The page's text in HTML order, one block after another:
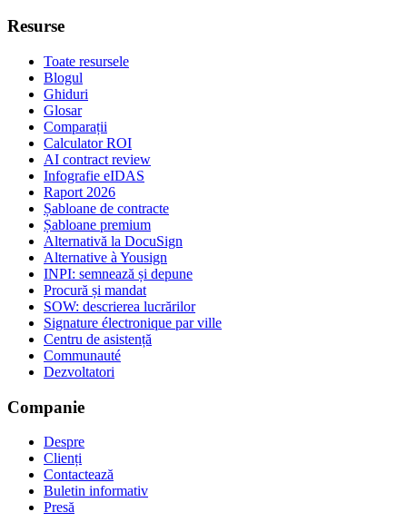
Resurse
Toate resursele
Blogul
Ghiduri
Glosar
Comparații
Calculator ROI
AI contract review
Infografie eIDAS
Raport 2026
Șabloane de contracte
Șabloane premium
Alternativă la DocuSign
Alternative à Yousign
INPI: semnează și depune
Procură și mandat
SOW: descrierea lucrărilor
Signature électronique par ville
Centru de asistență
Communauté
Dezvoltatori
Companie
Despre
Clienți
Contactează
Buletin informativ
Presă